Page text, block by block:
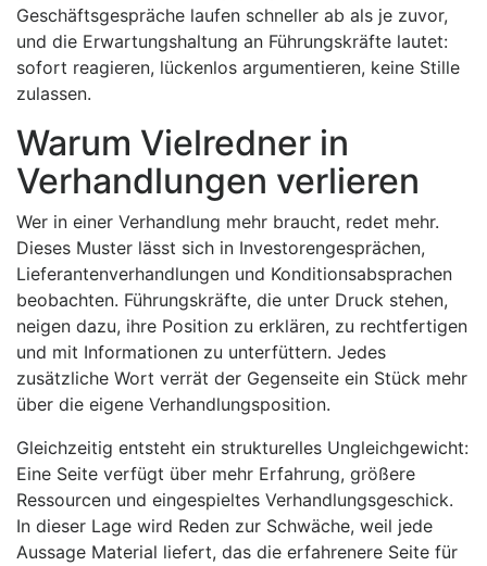
Geschäftsgespräche laufen schneller ab als je zuvor,
und die Erwartungshaltung an Führungskräfte lautet:
sofort reagieren, lückenlos argumentieren, keine Stille
zulassen.
Warum Vielredner in
Verhandlungen verlieren
Wer in einer Verhandlung mehr braucht, redet mehr.
Dieses Muster lässt sich in Investorengesprächen,
Lieferantenverhandlungen und Konditionsabsprachen
beobachten. Führungskräfte, die unter Druck stehen,
neigen dazu, ihre Position zu erklären, zu rechtfertigen
und mit Informationen zu unterfüttern. Jedes
zusätzliche Wort verrät der Gegenseite ein Stück mehr
über die eigene Verhandlungsposition.
Gleichzeitig entsteht ein strukturelles Ungleichgewicht:
Eine Seite verfügt über mehr Erfahrung, größere
Ressourcen und eingespieltes Verhandlungsgeschick.
In dieser Lage wird Reden zur Schwäche, weil jede
Aussage Material liefert, das die erfahrenere Seite für